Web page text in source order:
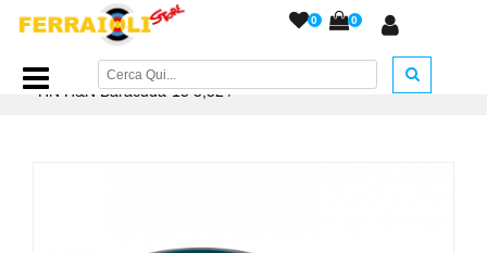
0 0
Home Page/PIOMBINI/Piombini H&N cal. 5,5 - 6,35....
HN H&N Baracuda-15 5,52/